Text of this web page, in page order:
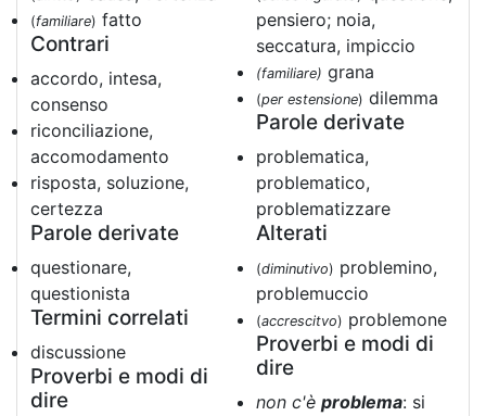
(familiare) fatto
Contrari
accordo, intesa,
consenso
riconciliazione,
accomodamento
risposta, soluzione,
certezza
Parole derivate
questionare,
questionista
Termini correlati
discussione
Proverbi e modi di
dire
pensiero; noia,
seccatura, impiccio
(familiare) grana
(per estensione) dilemma
Parole derivate
problematica,
problematico,
problematizzare
Alterati
(diminutivo) problemino,
problemuccio
(accrescitvo) problemone
Proverbi e modi di
dire
non c'è problema: si